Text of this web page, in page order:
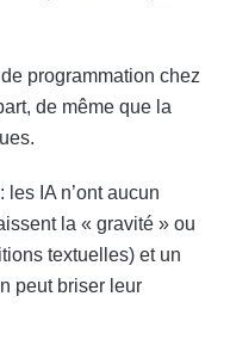
programmation chez
de même que la
IA n’ont aucun
la « gravité » ou
textuelles) et un
peut briser leur